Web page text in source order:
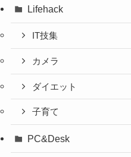
Lifehack
IT技集
カメラ
ダイエット
子育て
PC&Desk